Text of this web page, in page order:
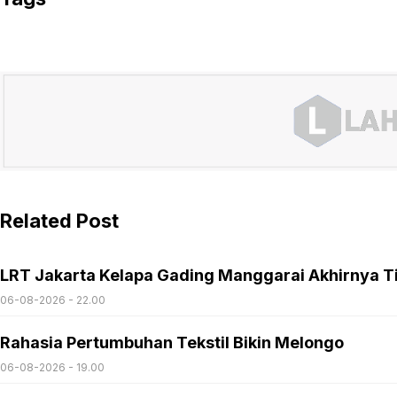
Related Post
LRT Jakarta Kelapa Gading Manggarai Akhirnya
06-08-2026 - 22.00
Rahasia Pertumbuhan Tekstil Bikin Melongo
06-08-2026 - 19.00